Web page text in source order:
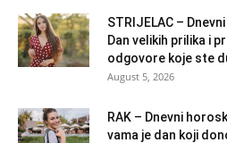
STRIJELAC –
Dan velikih prilika i
odgovore koje ste
August 5, 2026
RAK – Dnevni
vama je dan koji